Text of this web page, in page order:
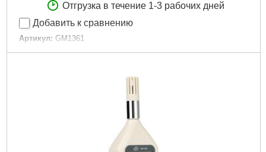
Отгрузка в течение 1-3 рабочих дней
Добавить к сравнению
Артикул: GM1361
Код товара: 22.64.88